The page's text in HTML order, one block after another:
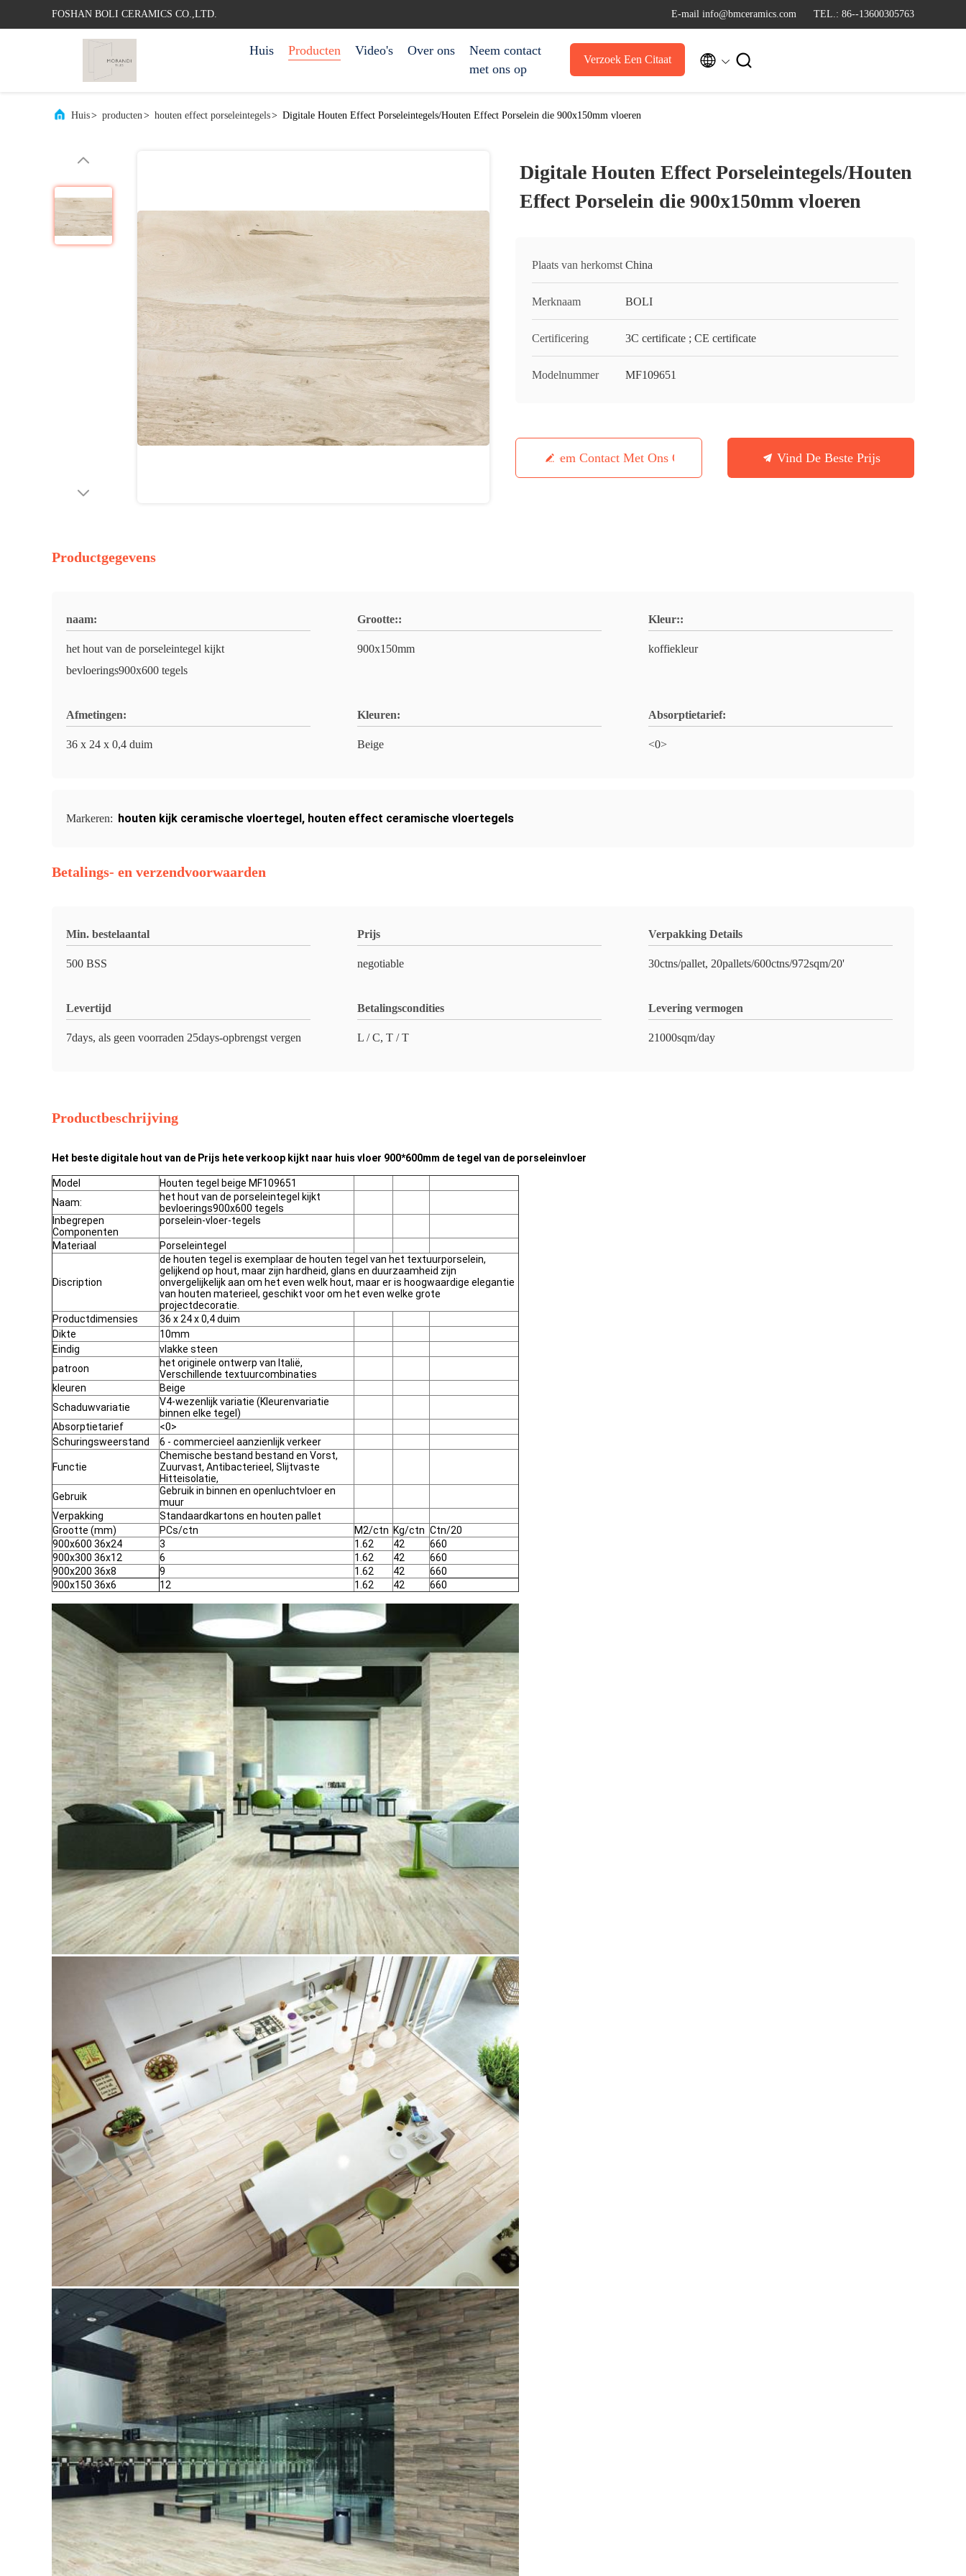
FOSHAN BOLI CERAMICS CO.,LTD. E-mail info@bmceramics.com TEL.: 86--13600305763
Huis Producten Video's Over ons
Neem contact
met ons op
Verzoek Een Citaat  
Huis> producten> houten effect porseleintegels> Digitale Houten Effect Porseleintegels/Houten Effect Porselein die 900x150mm vloeren
Digitale Houten Effect Porseleintegels/Houten
Effect Porselein die 900x150mm vloeren
Plaats van herkomst China
Merknaam BOLI
Certificering 3C certificate ; CE certificate
Modelnummer MF109651
Neem Contact Met Ons Op Vind De Beste Prijs
Productgegevens
naam:
het hout van de porseleintegel kijkt
bevloerings900x600 tegels
Grootte::
900x150mm
Kleur::
koffiekleur
Afmetingen:
36 x 24 x 0,4 duim
Kleuren:
Beige
Absorptietarief:
<0>
Markeren: houten kijk ceramische vloertegel, houten effect ceramische vloertegels
Betalings- en verzendvoorwaarden
Min. bestelaantal
500 BSS
Prijs
negotiable
Verpakking Details
30ctns/pallet, 20pallets/600ctns/972sqm/20'
Levertijd
7days, als geen voorraden 25days-opbrengst vergen
Betalingscondities
L / C, T / T
Levering vermogen
21000sqm/day
Productbeschrijving
Het beste digitale hout van de Prijs hete verkoop kijkt naar huis vloer 900*600mm de tegel van de porseleinvloer
Model
Houten tegel beige MF109651
Naam:
het hout van de porseleintegel kijkt
bevloerings900x600 tegels
Inbegrepen
Componenten
porselein-vloer-tegels
Materiaal Porseleintegel
Discription
de houten tegel is exemplaar de houten tegel van het textuurporselein,
gelijkend op hout, maar zijn hardheid, glans en duurzaamheid zijn
onvergelijkelijk aan om het even welk hout, maar er is hoogwaardige elegantie
van houten materieel, geschikt voor om het even welke grote
projectdecoratie.
Productdimensies
36 x 24 x 0,4 duim
Dikte
10mm
Eindig
vlakke steen
patroon
het originele ontwerp van Italië,
Verschillende textuurcombinaties
kleuren
Beige
Schaduwvariatie
V4-wezenlijk variatie (Kleurenvariatie
binnen elke tegel)
Absorptietarief
<0>
Schuringsweerstand
6 - commercieel aanzienlijk verkeer
Functie
Chemische bestand bestand en Vorst,
Zuurvast, Antibacterieel, Slijtvaste
Hitteisolatie,
Gebruik
Gebruik in binnen en openluchtvloer en
muur
Verpakking
Standaardkartons en houten pallet
Grootte (mm)
PCs/ctn M2/ctn Kg/ctn Ctn/20
900x600 36x24
3 1.62 42
660
900x300 36x12
6 1.62 42
660
900x200 36x8
9 1.62 42
660
900x150 36x6
12 1.62 42 660